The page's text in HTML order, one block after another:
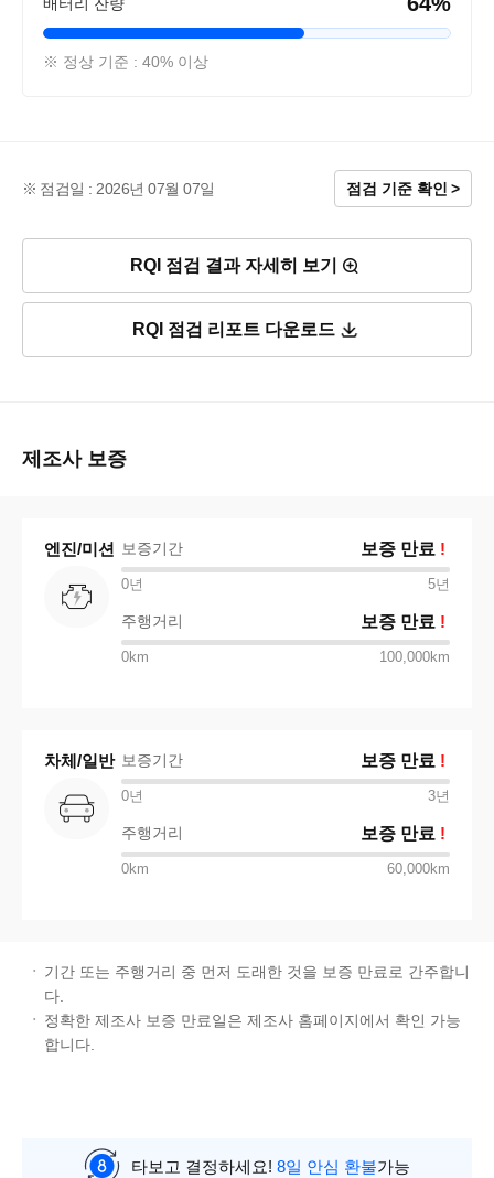
※ 정상 기준 : 40% 이상
점검일 : 2026년 07월 07일 점검 기준 확인
RQI 점검 결과 자세히 보기
RQI 점검 리포트 다운로드
제조사 보증
엔진/미션 보증기간 보증 만료 !
0년 5년
주행거리 보증 만료 !
0km 100,000km
차체/일반 보증기간 보증 만료 !
0년 3년
주행거리 보증 만료 !
0km 60,000km
기간 또는 주행거리 중 먼저 도래한 것을 보증 만료로 간주합니
다.
정확한 제조사 보증 만료일은 제조사 홈페이지에서 확인 가능
합니다.
타보고 결정하세요! 8일 안심 환불가능